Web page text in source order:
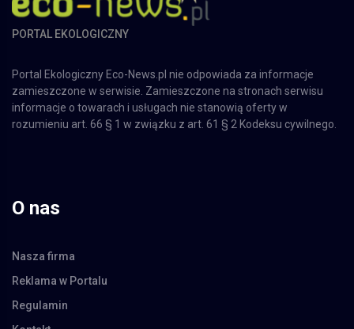
PORTAL EKOLOGICZNY
Portal Ekologiczny Eco-News.pl nie odpowiada za informacje
zamieszczone w serwisie. Zamieszczone na stronach serwisu
informacje o towarach i usługach nie stanowią oferty w
rozumieniu art. 66 § 1 w związku z art. 61 § 2 Kodeksu cywilnego.
O nas
Nasza firma
Reklama w Portalu
Regulamin